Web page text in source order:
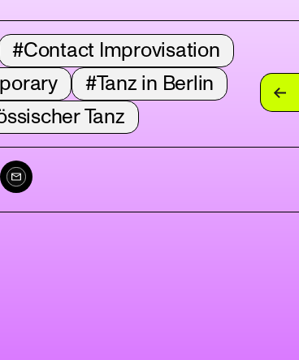
#Contact Improvisation
#Tanz in Berlin
Tanz